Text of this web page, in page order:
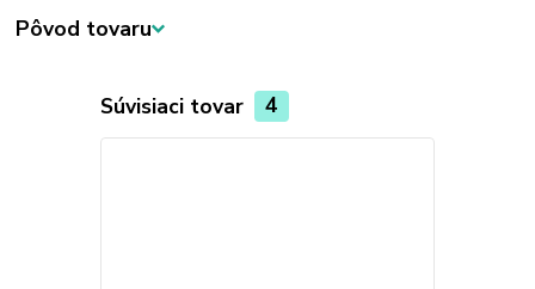
Pôvod tovaru
Súvisiaci tovar 4